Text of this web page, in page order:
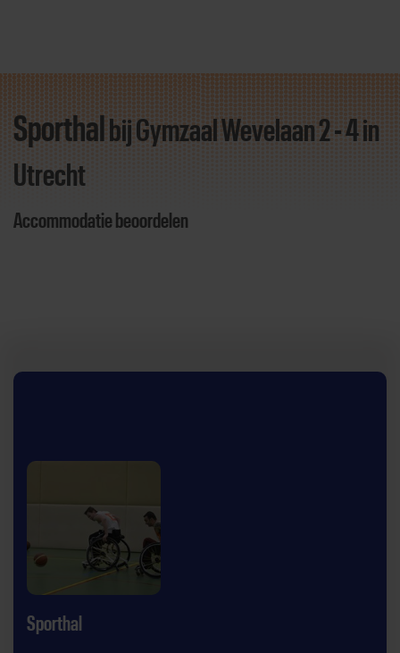
Direct door naar content
Sporthal bij Gymzaal Wevelaan 2 - 4in
Utrecht
Accommodatie beoordelen
Sporthal